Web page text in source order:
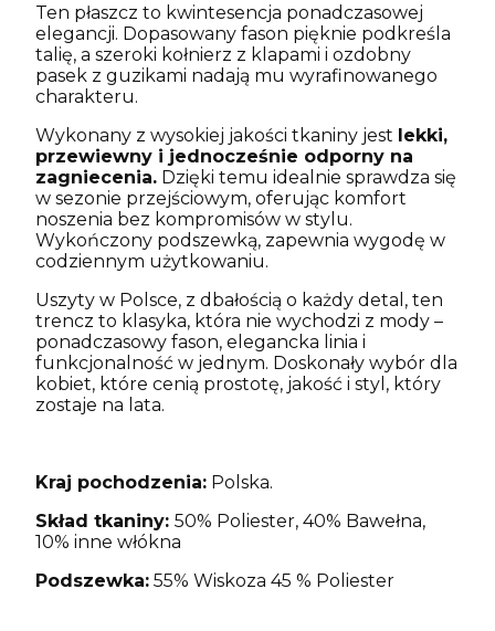
Ten płaszcz to kwintesencja ponadczasowej
elegancji. Dopasowany fason pięknie podkreśla
talię, a szeroki kołnierz z klapami i ozdobny
pasek z guzikami nadają mu wyrafinowanego
charakteru.
Wykonany z wysokiej jakości tkaniny jest lekki,
przewiewny i jednocześnie odporny na
zagniecenia. Dzięki temu idealnie sprawdza się
w sezonie przejściowym, oferując komfort
noszenia bez kompromisów w stylu.
Wykończony podszewką, zapewnia wygodę w
codziennym użytkowaniu.
Uszyty w Polsce, z dbałością o każdy detal, ten
trencz to klasyka, która nie wychodzi z mody –
ponadczasowy fason, elegancka linia i
funkcjonalność w jednym. Doskonały wybór dla
kobiet, które cenią prostotę, jakość i styl, który
zostaje na lata.
Kraj pochodzenia: Polska.
Skład tkaniny: 50% Poliester, 40% Bawełna,
10% inne włókna
Podszewka: 55% Wiskoza 45 % Poliester